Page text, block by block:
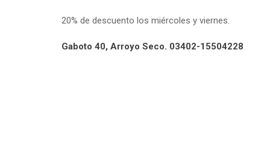
20% de descuento los miércoles y viernes.
Gaboto 40, Arroyo Seco. 03402-15504228